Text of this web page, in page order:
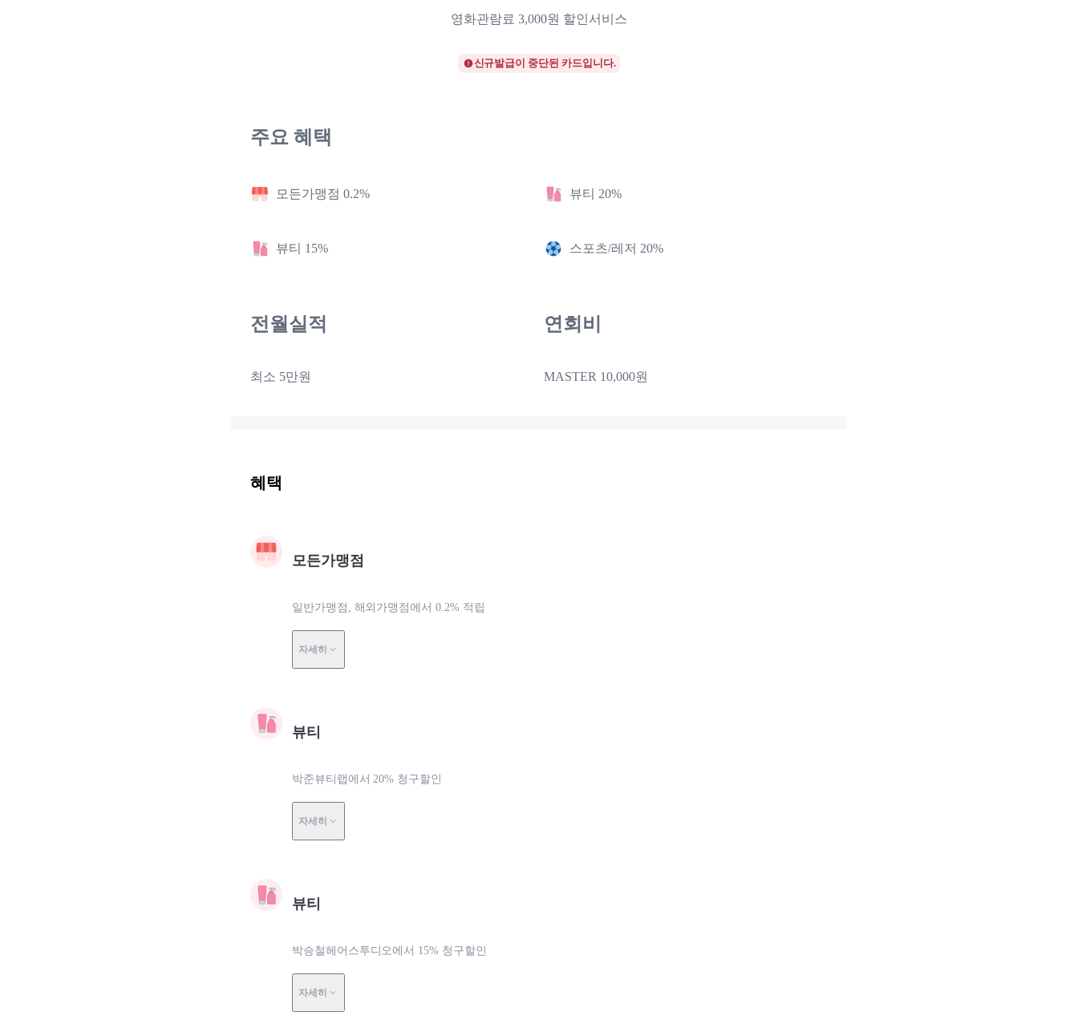
영화관람료 3,000원 할인서비스
신규발급이 중단된 카드입니다.
주요 혜택
모든가맹점 0.2% 뷰티 20%
뷰티 15% 스포츠/레저 20%
전월실적
최소 5만원
연회비
MASTER 10,000원
혜택
모든가맹점
일반가맹점, 해외가맹점에서 0.2% 적립
자세히
뷰티
박준뷰티랩에서 20% 청구할인
자세히
뷰티
박승철헤어스투디오에서 15% 청구할인
자세히